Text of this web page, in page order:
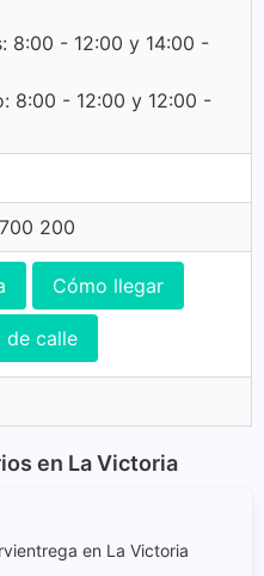
8:00 - 12:00 y 14:00 -
8:00 - 12:00 y 12:00 -
200
Cómo llegar
de calle
en La Victoria
en La Victoria